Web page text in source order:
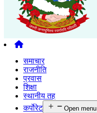
समाचार
राजनीति
प्रवास
शिक्षा
स्थानीय तह
कर्पाेरेट
Open menu